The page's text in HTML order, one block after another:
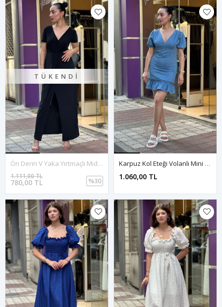
TÜKENDI
Ön Derin V Yaka Yırtmaçlı Midi Boy Elbise-Siyah
780,00 TL
1.111,00 TL
%30
Karpuz Kol Eteği Volanlı Mini Kot Elbise-Mavi
1.060,00 TL